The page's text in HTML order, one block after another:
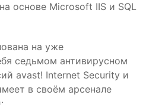
основе Microsoft IIS и SQL
на уже
седьмом антивирусном
avast! Internet Security и
в своём арсенале